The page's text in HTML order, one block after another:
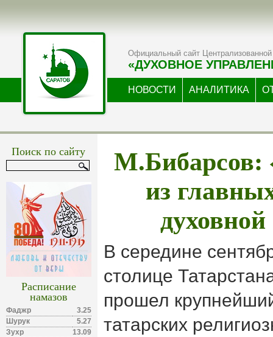
Официальный сайт Централизованной
«ДУХОВНОЕ
НОВОСТИ АНАЛИТИКА
Поиск по сайту
Расписание
намазов
Фаджр
3.25
Шурук
5.27
Зухр
13.09
из
В середине
столице
прошел
татарских